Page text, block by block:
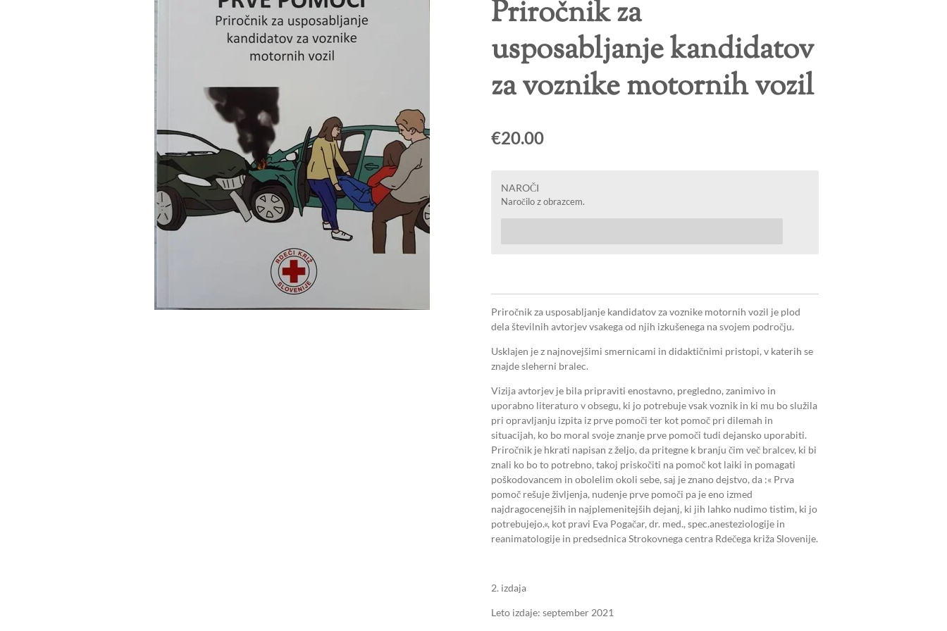
Priročnik za
usposabljanje kandidatov
za voznike motornih vozil
€20.00
NAROČI
Naročilo z obrazcem.
Priročnik za usposabljanje kandidatov za voznike motornih vozil je plod
dela številnih avtorjev vsakega od njih izkušenega na svojem področju.
Usklajen je z najnovejšimi smernicami in didaktičnimi pristopi, v katerih se
znajde sleherni bralec.
Vizija avtorjev je bila pripraviti enostavno, pregledno, zanimivo in
uporabno literaturo v obsegu, ki jo potrebuje vsak voznik in ki mu bo služila
pri opravljanju izpita iz prve pomoči ter kot pomoč pri dilemah in
situacijah, ko bo moral svoje znanje prve pomoči tudi dejansko uporabiti.
Priročnik je hkrati napisan z željo, da pritegne k branju čim več bralcev, ki bi
znali ko bo to potrebno, takoj priskočiti na pomoč kot laiki in pomagati
poškodovancem in obolelim okoli sebe, saj je znano dejstvo, da :« Prva
pomoč rešuje življenja, nudenje prve pomoči pa je eno izmed
najdragocenejših in najplemenitejših dejanj, ki jih lahko nudimo tistim, ki jo
potrebujejo.«, kot pravi Eva Pogačar, dr. med., spec.anesteziologije in
reanimatologije in predsednica Strokovnega centra Rdečega križa Slovenije.
2. izdaja
Leto izdaje: september 2021